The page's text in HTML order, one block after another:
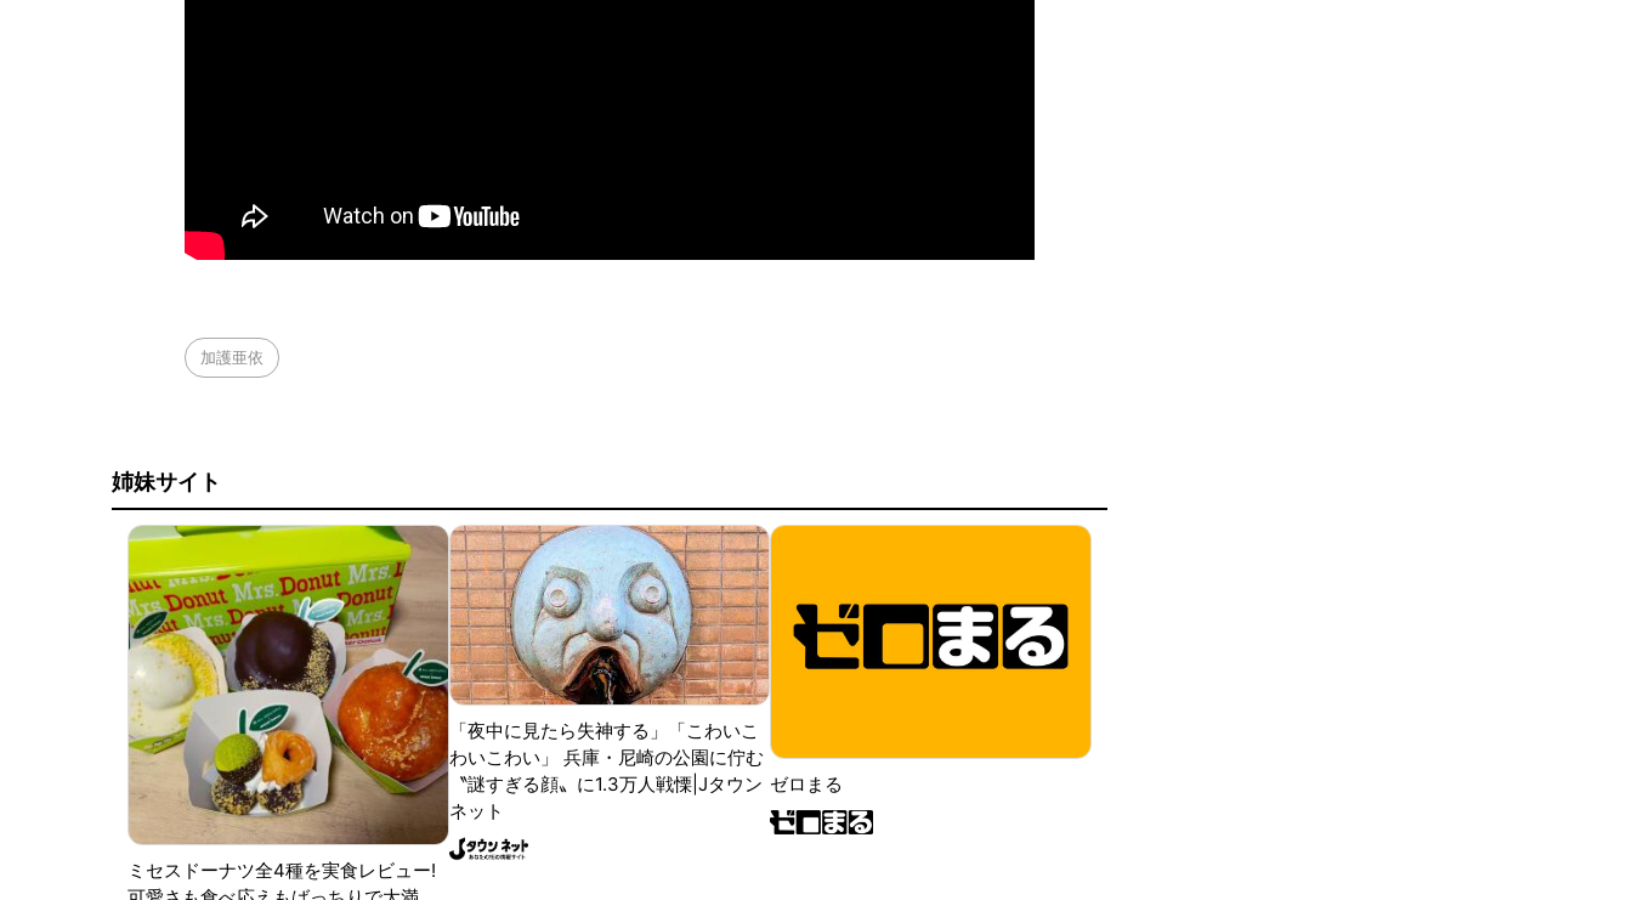
加護亜依
姉妹サイト
ミセスドーナツ全4種を実食レビュー!
「夜中に見たら失神する」「こわいこ
わいこわい」 兵庫・尼崎の公園に佇む
〝謎すぎる顔〟に1.3万人戦慄|Jタウン
ネット
ゼロまる